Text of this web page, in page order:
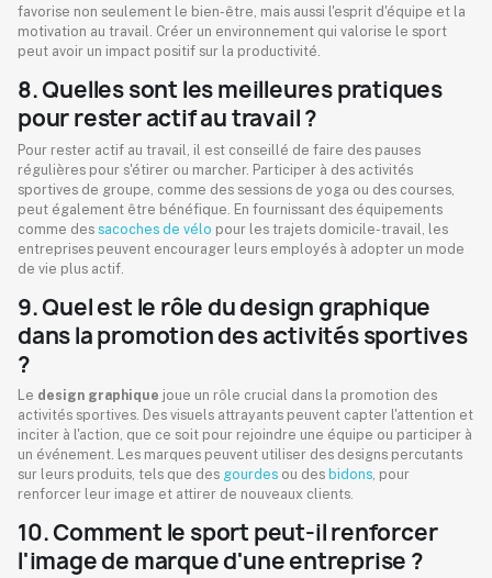
favorise non seulement le bien-être, mais aussi l'esprit d'équipe et la
motivation au travail. Créer un environnement qui valorise le sport
peut avoir un impact positif sur la productivité.
8. Quelles sont les meilleures pratiques
pour rester actif au travail ?
Pour rester actif au travail, il est conseillé de faire des pauses
régulières pour s'étirer ou marcher. Participer à des activités
sportives de groupe, comme des sessions de yoga ou des courses,
peut également être bénéfique. En fournissant des équipements
comme des sacoches de vélo pour les trajets domicile-travail, les
entreprises peuvent encourager leurs employés à adopter un mode
de vie plus actif.
9. Quel est le rôle du design graphique
dans la promotion des activités sportives
?
Le design graphique joue un rôle crucial dans la promotion des
activités sportives. Des visuels attrayants peuvent capter l'attention et
inciter à l'action, que ce soit pour rejoindre une équipe ou participer à
un événement. Les marques peuvent utiliser des designs percutants
sur leurs produits, tels que des gourdes ou des bidons, pour
renforcer leur image et attirer de nouveaux clients.
10. Comment le sport peut-il renforcer
l'image de marque d'une entreprise ?